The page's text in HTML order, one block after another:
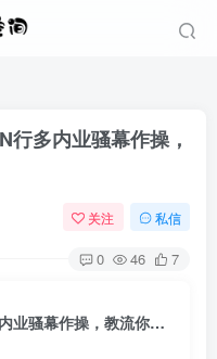
多‬内业‬骚幕‬作操‬，
关注 私信
0 46 7
群响IP变现训练营「05期」,N行多‬内业‬骚幕‬作操‬，教流你‬搞‬量，新姿势！